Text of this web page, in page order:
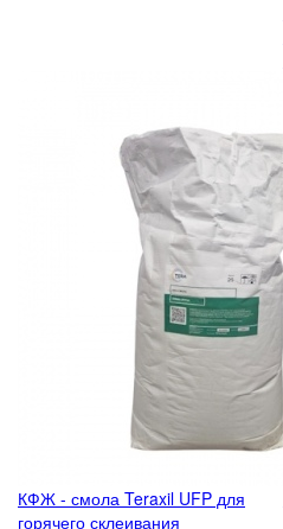
КФЖ - смола Teraxil UFP для
горячего склеивания